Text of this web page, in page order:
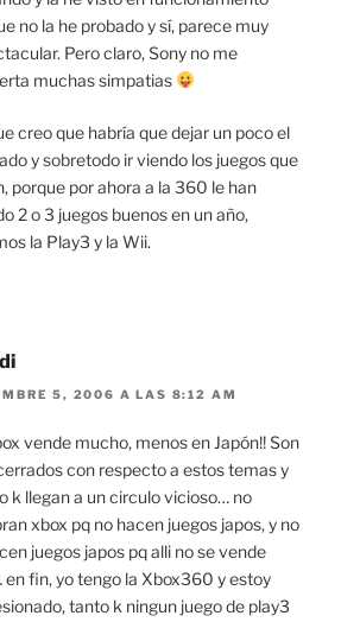
no la he probado y sí, parece muy
Pero claro, Sony no me
muchas simpatias
creo que habría que dejar un poco el
y sobretodo ir viendo los juegos que
porque por ahora a la 360 le han
2 o 3 juegos buenos en un año,
la Play3 y la Wii.
5, 2006 A LAS 8:12 AM
vende mucho, menos en Japón!! Son
con respecto a estos temas y
k llegan a un circulo vicioso… no
xbox pq no hacen juegos japos, y no
juegos japos pq alli no se vende
en fin, yo tengo la Xbox360 y estoy
tanto k ningun juego de play3